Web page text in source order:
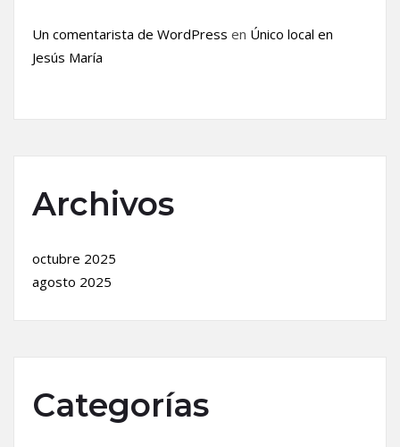
Un comentarista de WordPress en Único local en
Jesús María
Archivos
octubre 2025
agosto 2025
Categorías